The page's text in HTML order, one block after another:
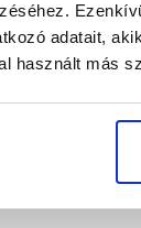
adatait,
használt más
bevont
Mindkét
módon
a legtöbb